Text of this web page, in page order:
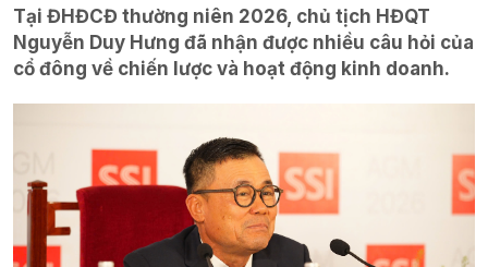
Tại ĐHĐCĐ thường niên 2026, chủ tịch HĐQT
Nguyễn Duy Hưng đã nhận được nhiều câu hỏi của
cổ đông về chiến lược và hoạt động kinh doanh.